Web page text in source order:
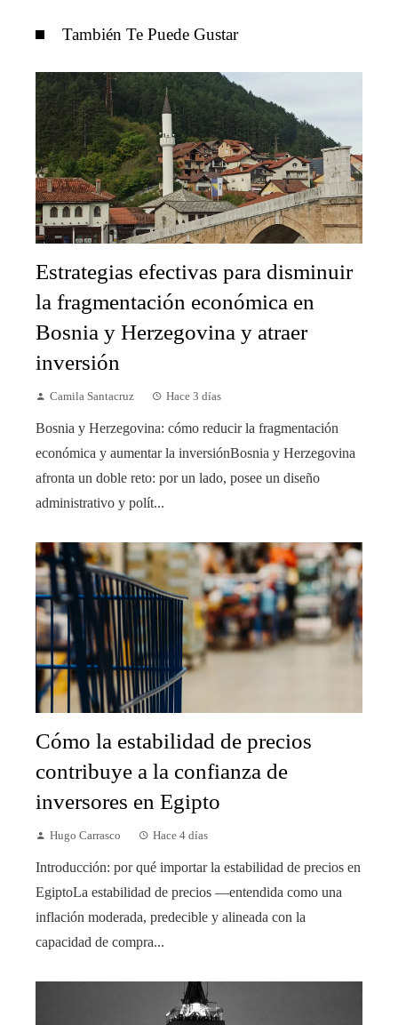
También Te Puede Gustar
Estrategias efectivas para disminuir
la fragmentación económica en
Bosnia y Herzegovina y atraer
inversión
Camila Santacruz Hace 3 días
Bosnia y Herzegovina: cómo reducir la fragmentación
económica y aumentar la inversiónBosnia y Herzegovina
afronta un doble reto: por un lado, posee un diseño
administrativo y polít...
Cómo la estabilidad de precios
contribuye a la confianza de
inversores en Egipto
Hugo Carrasco Hace 4 días
Introducción: por qué importar la estabilidad de precios en
EgiptoLa estabilidad de precios —entendida como una
inflación moderada, predecible y alineada con la
capacidad de compra...